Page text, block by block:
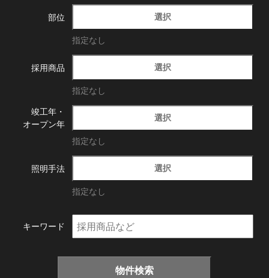
部位 選択
指定なし
採用商品 選択
指定なし
竣工年・
オープン年
選択
指定なし
照明手法 選択
指定なし
キーワード
物件検索